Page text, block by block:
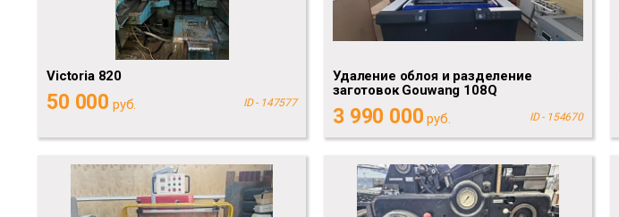
Victoria 820
50 000 руб. ID - 147577
Удаление облоя и разделение
заготовок Gouwang 108Q
3 990 000 руб. ID - 154670